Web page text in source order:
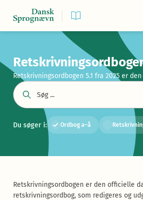
Retskrivningsordbogen 5.1 fra 2025 er
Du søger i: Ordbog a–å
Retskrivningsordbogen er den officielle
retskrivningsordbog, som redigeres og